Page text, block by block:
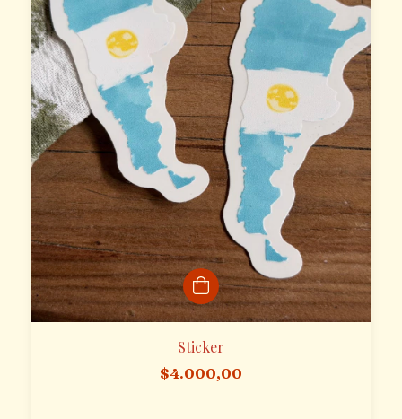
Sticker
$4.000,00